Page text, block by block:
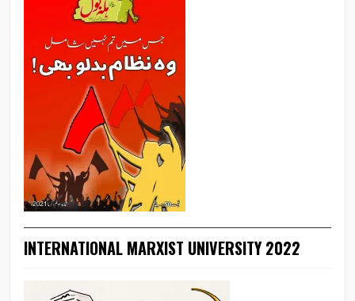
INTERNATIONAL MARXIST UNIVERSITY 2022